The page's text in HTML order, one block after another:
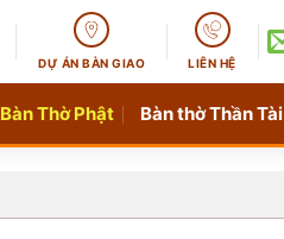
DỰ ÁN BÀN GIAO LIÊN HỆ
Bàn Thờ Phật Bàn thờ Thần Tài